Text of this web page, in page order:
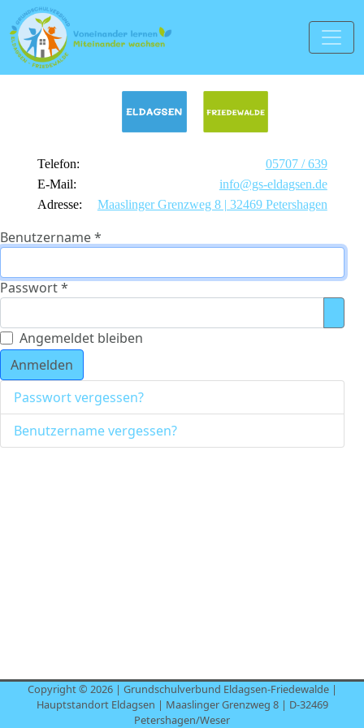
Telefon:
05707 / 639
E-Mail:
info@gs-eldagsen.de
Adresse:
Maaslinger Grenzweg 8 | 32469 Petershagen
Benutzername*
Passwort*
Angemeldet bleiben
Anmelden
Passwort vergessen?
Benutzername vergessen?
Copyright © 2026 | Grundschulverbund Eldagsen-Friedewalde |
Hauptstandort Eldagsen | Maaslinger Grenzweg 8 | D-32469
Petershagen/Weser